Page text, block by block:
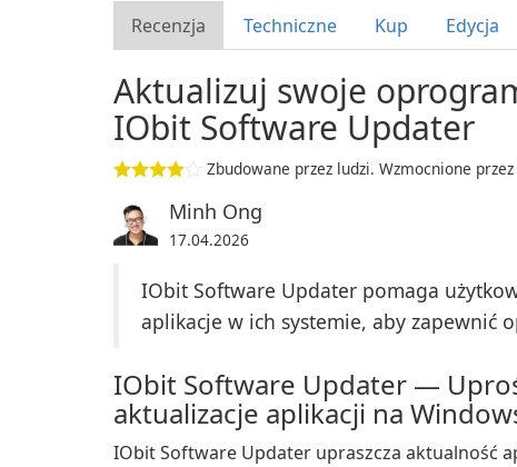
Recenzja Techniczne Kup Edycja
Aktualizuj swoje
IObit Software Updater
Zbudowane przez ludzi. Wzmocnione przez
Minh Ong
17.04.2026
IObit Software Updater pomaga
aplikacje w ich systemie, aby zapewnić
IObit Software Updater —
aktualizacje aplikacji na
IObit Software Updater upraszcza aktualność